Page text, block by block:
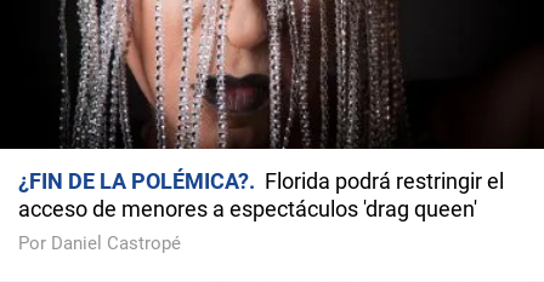
¿FIN DE LA POLÉMICA?
Florida podrá restringir el
acceso de menores a espectáculos 'drag queen'
Por Daniel Castropé